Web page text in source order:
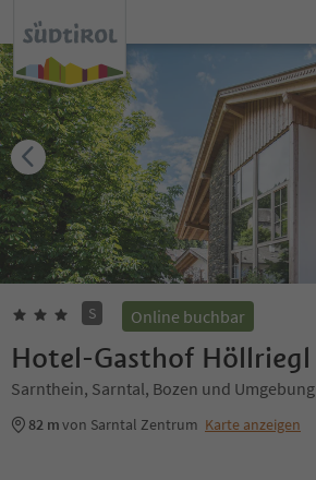
S Online buchbar
Hotel-Gasthof Höllriegl
Sarnthein, Sarntal, Bozen und Umgebung
82 mvon Sarntal Zentrum Karte anzeigen